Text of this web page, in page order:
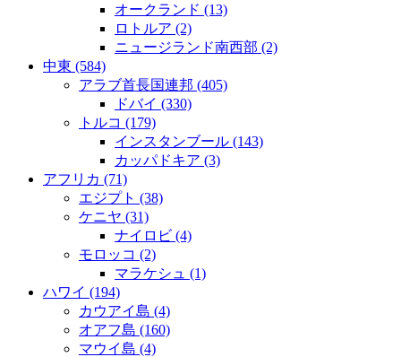
オークランド (13)
ロトルア (2)
ニュージランド南西部 (2)
中東 (584)
アラブ首長国連邦 (405)
ドバイ (330)
トルコ (179)
インスタンブール (143)
カッパドキア (3)
アフリカ (71)
エジプト (38)
ケニヤ (31)
ナイロビ (4)
モロッコ (2)
マラケシュ (1)
ハワイ (194)
カウアイ島 (4)
オアフ島 (160)
マウイ島 (4)